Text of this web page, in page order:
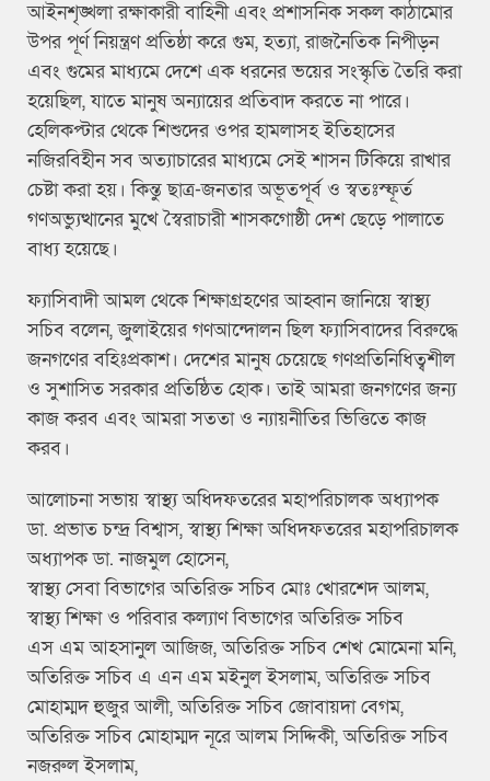
আইনশৃঙ্খলা রক্ষাকারী বাহিনী এবং প্রশাসনিক সকল কাঠামোর
উপর পূর্ণ নিয়ন্ত্রণ প্রতিষ্ঠা করে গুম, হত্যা, রাজনৈতিক নিপীড়ন
এবং গুমের মাধ্যমে দেশে এক ধরনের ভয়ের সংস্কৃতি তৈরি করা
হয়েছিল, যাতে মানুষ অন্যায়ের প্রতিবাদ করতে না পারে।
হেলিকপ্টার থেকে শিশুদের ওপর হামলাসহ ইতিহাসের
নজিরবিহীন সব অত্যাচারের মাধ্যমে সেই শাসন টিকিয়ে রাখার
চেষ্টা করা হয়। কিন্তু ছাত্র-জনতার অভূতপূর্ব ও স্বতঃস্ফূর্ত
গণঅভ্যুত্থানের মুখে স্বৈরাচারী শাসকগোষ্ঠী দেশ ছেড়ে পালাতে
বাধ্য হয়েছে।
ফ্যাসিবাদী আমল থেকে শিক্ষাগ্রহণের আহ্বান জানিয়ে স্বাস্থ্য
সচিব বলেন, জুলাইয়ের গণআন্দোলন ছিল ফ্যাসিবাদের বিরুদ্ধে
জনগণের বহিঃপ্রকাশ। দেশের মানুষ চেয়েছে গণপ্রতিনিধিত্বশীল
ও সুশাসিত সরকার প্রতিষ্ঠিত হোক। তাই আমরা জনগণের জন্য
কাজ করব এবং আমরা সততা ও ন্যায়নীতির ভিত্তিতে কাজ
করব।
আলোচনা সভায় স্বাস্থ্য অধিদফতরের মহাপরিচালক অধ্যাপক
ডা. প্রভাত চন্দ্র বিশ্বাস, স্বাস্থ্য শিক্ষা অধিদফতরের মহাপরিচালক
অধ্যাপক ডা. নাজমুল হোসেন,
স্বাস্থ্য সেবা বিভাগের অতিরিক্ত সচিব মোঃ খোরশেদ আলম,
স্বাস্থ্য শিক্ষা ও পরিবার কল্যাণ বিভাগের অতিরিক্ত সচিব
এস এম আহসানুল আজিজ, অতিরিক্ত সচিব শেখ মোমেনা মনি,
অতিরিক্ত সচিব এ এন এম মইনুল ইসলাম, অতিরিক্ত সচিব
মোহাম্মদ হুজুর আলী, অতিরিক্ত সচিব জোবায়দা বেগম,
অতিরিক্ত সচিব মোহাম্মদ নূরে আলম সিদ্দিকী, অতিরিক্ত সচিব
নজরুল ইসলাম,